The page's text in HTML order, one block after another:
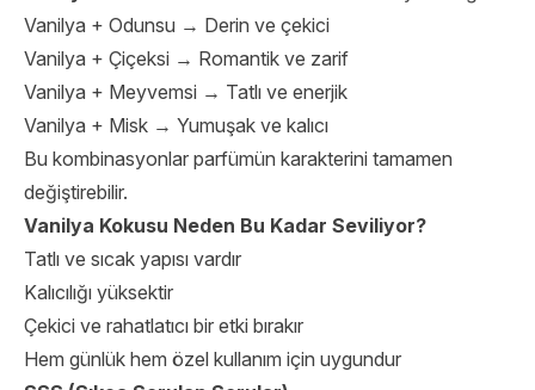
Vanilya + Odunsu → Derin ve çekici
Vanilya + Çiçeksi → Romantik ve zarif
Vanilya + Meyvemsi → Tatlı ve enerjik
Vanilya + Misk → Yumuşak ve kalıcı
Bu kombinasyonlar parfümün karakterini tamamen
değiştirebilir.
Vanilya Kokusu Neden Bu Kadar Seviliyor?
Tatlı ve sıcak yapısı vardır
Kalıcılığı yüksektir
Çekici ve rahatlatıcı bir etki bırakır
Hem günlük hem özel kullanım için uygundur